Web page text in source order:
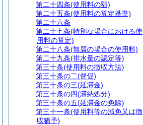
第二十四条(使用料の額)
第二十五条(使用料の算定基準)
第二十六条
第二十七条(特別な場合における使
用料の算定)
第二十八条(無届の場合の使用料)
第二十九条(排水量の認定等)
第三十条(使用料の徴収方法)
第三十条の二(督促)
第三十条の三(延滞金)
第三十条の四(滞納処分)
第三十条の五(延滞金の免除)
第三十一条(使用料等の減免又は徴
収猶予)